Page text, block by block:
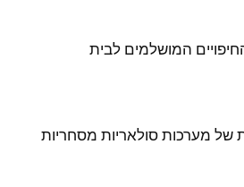
המושלמים לבית
של מערכות סולאריות מסחריות